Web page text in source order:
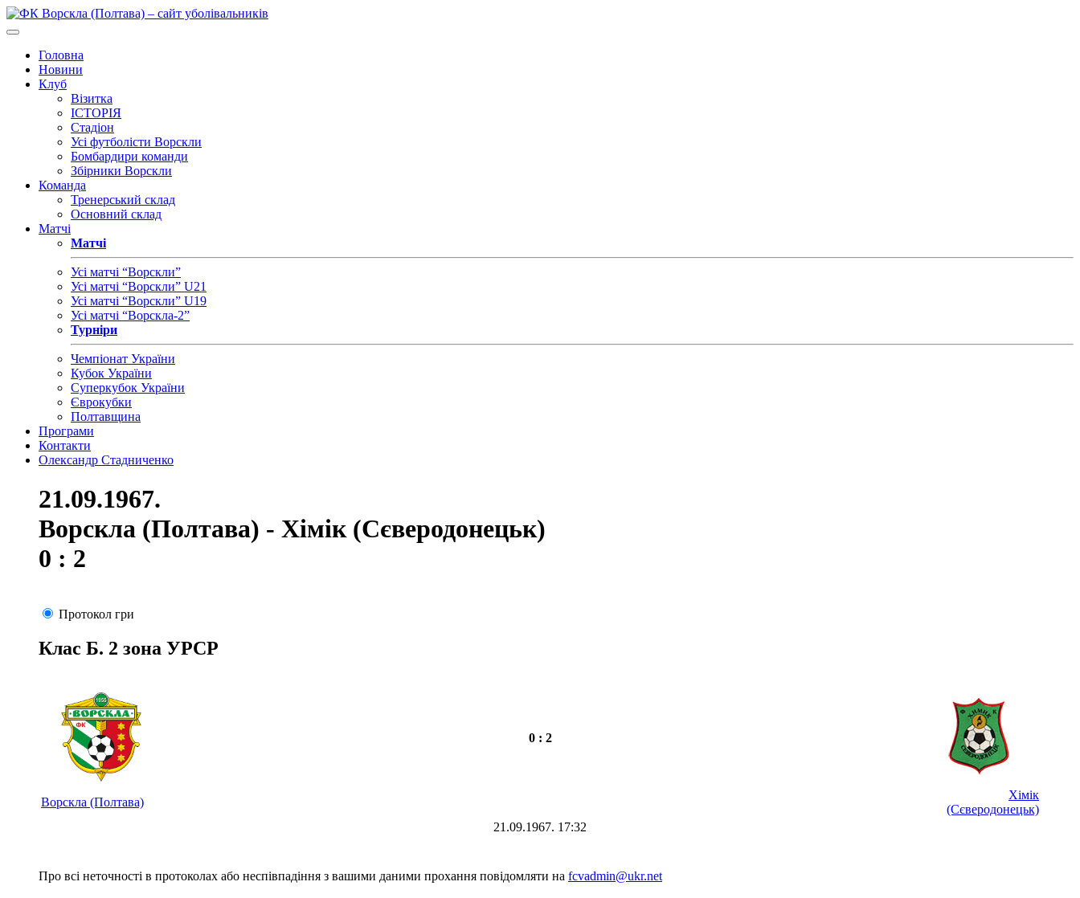
Головна
Новини
Клуб
Візитка
ІСТОРІЯ
Стадіон
Усі футболісти Ворскли
Бомбардири команди
Збірники Ворскли
Команда
Тренерський склад
Основний склад
Матчі
Матчі
Усі матчі “Ворскли”
Усі матчі “Ворскли” U21
Усі матчі “Ворскли” U19
Усі матчі “Ворскла-2”
Турніри
Чемпіонат України
Кубок України
Суперкубок України
Єврокубки
Полтавщина
Програми
Контакти
Олександр Стадниченко
21.09.1967.
Ворскла (Полтава) - Хімік (Сєверодонецьк)
0 : 2
Протокол гри
Клас Б. 2 зона УРСР
0 : 2
Ворскла (Полтава)
Хімік
(Сєверодонецьк)
21.09.1967. 17:32
Про всі неточності в протоколах або неспівпадіння з вашими даними прохання повідомляти на fcvadmin@ukr.net